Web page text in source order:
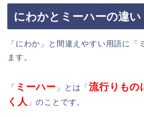
にわかとミーハーの違い
「にわか」と間違えやすい用語に「
ます。
「 ミーハー 」とは「流行りもの
く人 」のことです。